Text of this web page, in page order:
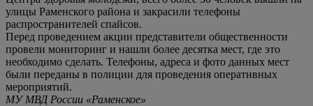
улицы Раменского района и закрасили телефоны
распространителей спайсов.
Перед проведением акции представители общественности
провели мониторинг и нашли более десятка мест, где это
необходимо сделать. Телефоны, адреса и фото данных мест
были переданы в полиции для проведения оперативных
мероприятий.
МУ МВД России «Раменское»